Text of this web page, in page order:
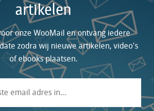
artikelen
onze WooMail en ontvang iedere
zodra wij nieuwe artikelen, video's
of ebooks plaatsen.